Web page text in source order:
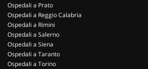
Ospedali a Prato
Ospedali a Reggio Calabria
Ospedali a Rimini
Ospedali a Salerno
Ospedali a Siena
Ospedali a Taranto
Ospedali a Torino